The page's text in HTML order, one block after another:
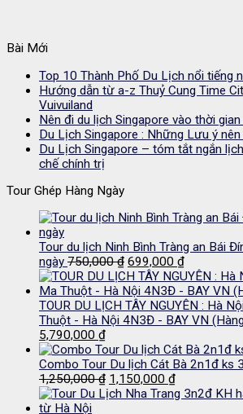
Bài Mới
Top 10 Thành Phố Du Lịch nổi tiếng
Hướng dẫn từ a-z Thuỷ Cung Time
Vuivuiland
Nên đi du lịch Singapore vào thời
Du Lịch Singapore : Những Lưu ý
Du Lịch Singapore – tóm tắt ngắn
chế chính trị
Tour Ghép Hàng Ngày
Tour du lịch Ninh Bình Tràng an Bái
ngày 750,000₫ Giá
gốc
là:
750,000 ₫.
699,000 ₫Giá
hiện
tại
là:
699,000 ₫.
TOUR DU LỊCH TÂY NGUYÊN : Hà
Thuột - Hà Nội 4N3Đ - BAY VN
Giá
gốc
là:
5,990,000 ₫.
5,790,000 ₫Giá
hiện
tại
là:
5,790,000 ₫.
Combo Tour Du lịch Cát Bà 2n1đ ks
1,250,000₫ Giá
gốc
1,150,000 ₫Giá
hiện